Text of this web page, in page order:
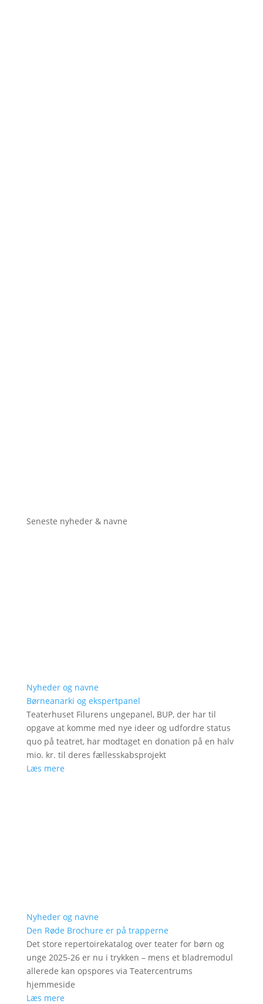
Seneste nyheder & navne
Nyheder og navne
Børneanarki og ekspertpanel
Teaterhuset Filurens ungepanel, BUP, der har til
opgave at komme med nye ideer og udfordre status
quo på teatret, har modtaget en donation på en halv
mio. kr. til deres fællesskabsprojekt
Læs mere
Nyheder og navne
Den Røde Brochure er på trapperne
Det store repertoirekatalog over teater for børn og
unge 2025-26 er nu i trykken – mens et bladremodul
allerede kan opspores via Teatercentrums
hjemmeside
Læs mere